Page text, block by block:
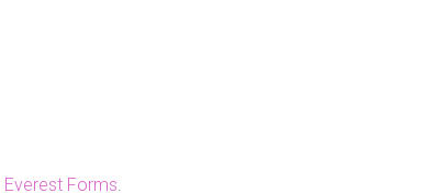
Everest Forms.